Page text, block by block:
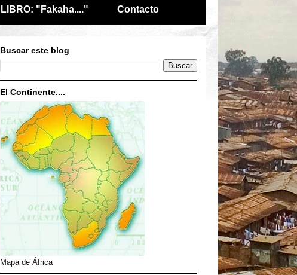
LIBRO: "Fakaha...." Contacto
Buscar este blog
El Continente....
Mapa de África